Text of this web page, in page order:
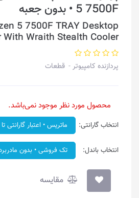
5 7500F • بدون جعبه
5 7500F TRAY Desktop
With Wraith Stealth Cooler
پردازنده کامپیوتر قطعات
محصول مورد نظر موجود نمی‌باشد.
انتخاب گارانتی: ماتریس • اعتبار گارانتی تا ۱۴۰۶/۰۸/۱۳
انتخاب باندل: تک فروشی • بدون
مقایسه